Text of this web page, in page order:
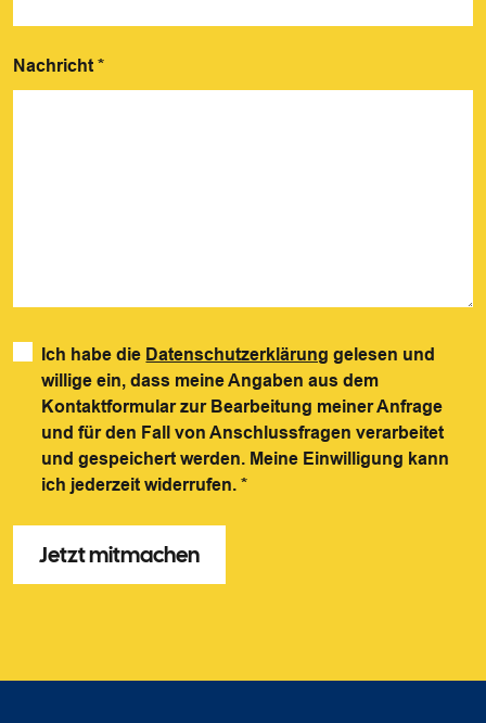
Nachricht *
Ich habe die Datenschutzerklärung gelesen und
willige ein, dass meine Angaben aus dem
Kontaktformular zur Bearbeitung meiner Anfrage
und für den Fall von Anschlussfragen verarbeitet
und gespeichert werden. Meine Einwilligung kann
ich jederzeit widerrufen.*